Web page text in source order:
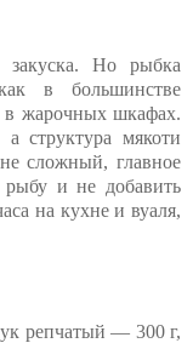
закуска. Но рыбка
в большинстве
в жарочных шкафах.
структура мякоти
сложный, главное
рыбу и не добавить
на кухне и вуаля,
репчатый — 300 г,